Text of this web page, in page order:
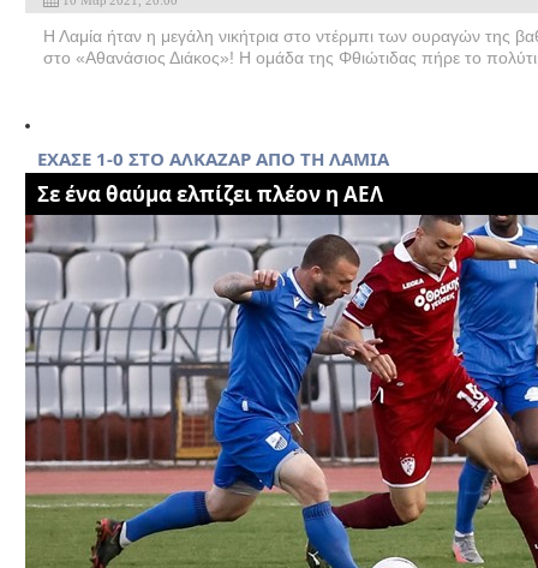
Η Λαμία ήταν η μεγάλη νικήτρια στο ντέρμπι των ουραγών της
στο «Αθανάσιος Διάκος»! Η ομάδα της Φθιώτιδας πήρε το
EXAΣΕ 1-0 ΣΤΟ ΑΛΚΑΖΑΡ ΑΠΟ ΤΗ ΛΑΜΙΑ
Σε ένα θαύμα ελπίζει πλέον η ΑΕΛ